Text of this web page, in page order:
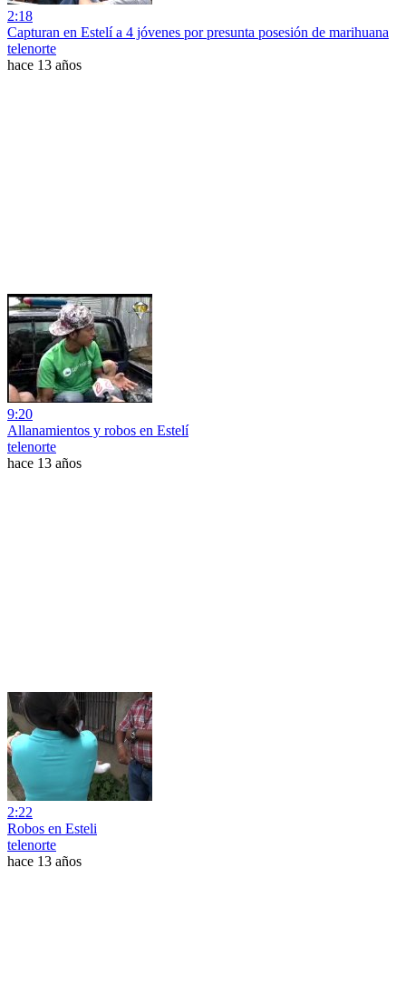
2:18
Capturan en Estelí a 4 jóvenes por presunta posesión de marihuana
telenorte
hace 13 años
9:20
Allanamientos y robos en Estelí
telenorte
hace 13 años
2:22
Robos en Esteli
telenorte
hace 13 años